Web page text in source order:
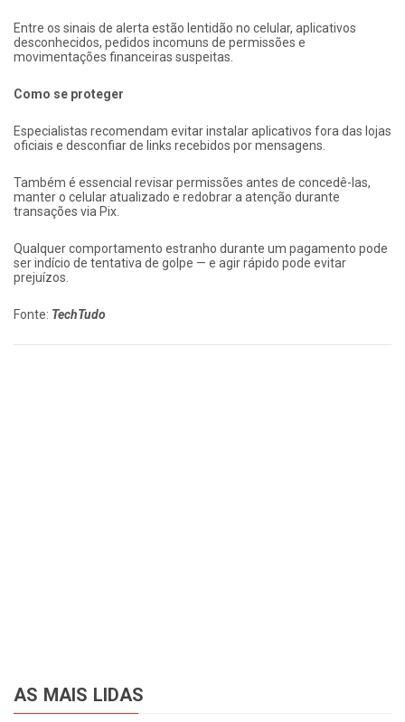
Entre os sinais de alerta estão lentidão no celular, aplicativos
desconhecidos, pedidos incomuns de permissões e
movimentações financeiras suspeitas.
Como se proteger
Especialistas recomendam evitar instalar aplicativos fora das lojas
oficiais e desconfiar de links recebidos por mensagens.
Também é essencial revisar permissões antes de concedê-las,
manter o celular atualizado e redobrar a atenção durante
transações via Pix.
Qualquer comportamento estranho durante um pagamento pode
ser indício de tentativa de golpe — e agir rápido pode evitar
prejuízos.
Fonte: TechTudo
AS MAIS LIDAS